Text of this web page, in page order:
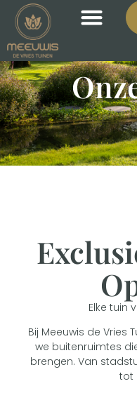
Elke tuin
Bij Meeuwis de Vries
we buitenruimtes
brengen. Van
tot